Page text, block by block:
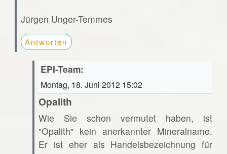
Jürgen Unger-Temmes
Antworten
EPI-Team:
Montag, 18. Juni 2012 15:02
Opalith
Wie Sie schon vermutet haben, ist
"Opalith" kein anerkannter Mineralname.
Er ist eher als Handelsbezeichnung für